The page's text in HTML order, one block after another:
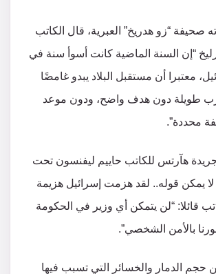
صحيفة “زو هدريخ” العبرية، قال الكاتب
“إن السنة الماضية كانت أسوأ سنة في
معتبرا أن مستقبل البلاد يبدو غامضًا
طويلة دون هدف واضح، ودون موعد
محددة”.
هآرتس للكاتب حاييم ليفنسون تحت
يمكن قوله.. لقد هزمت إسرائيل هزيمة
قائلا: “لن يتمكن أي وزير في الحكومة
بالأمن الشخصي”.
حجم الدمار والخسائر التي تسبب فيها